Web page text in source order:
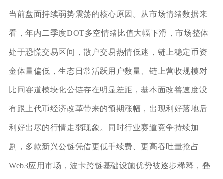
当前盘面持续弱势震荡的核心原因。从市场情绪数据来
看，年内二季度DOT多空情绪比值大幅下滑，市场整体
处于恐慌交易区间，散户交易热情低迷，链上稳定币资
金体量偏低，生态日常活跃用户数量、链上营收规模对
比同赛道模块化公链存在明显差距，基本面改善速度没
有跟上代币经济改革带来的预期涨幅，出现利好落地后
利好出尽的行情走弱现象。同时行业赛道竞争持续加
剧，多款新兴公链凭借更低手续费、更高吞吐量抢占
Web3应用市场，波卡跨链基础设施优势被逐步稀释，叠